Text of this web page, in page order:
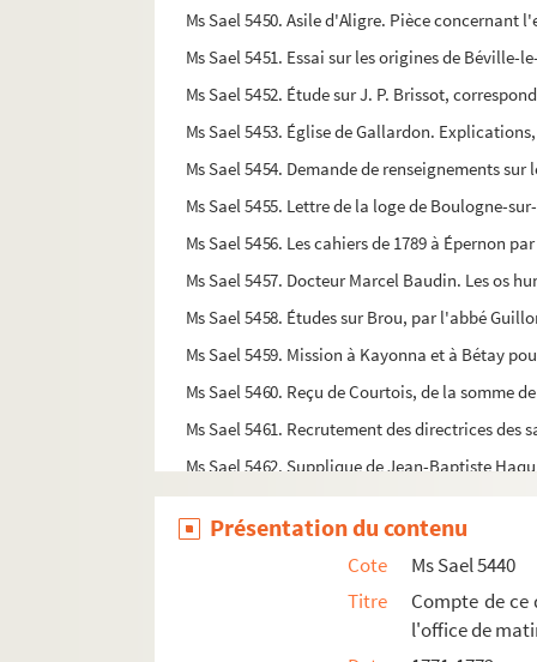
Ms Sael 5450. Asile d'Aligre. Pièce concernant
Ms Sael 5451. Essai sur les origines de Béville-
Ms Sael 5452. Étude sur J. P. Brissot,
Ms Sael 5453. Église de Gallardon.
Ms Sael 5454. Demande de renseignements
Ms Sael 5455. Lettre de la loge de Boulogne-
Ms Sael 5456. Les cahiers de 1789 à Épernon
Ms Sael 5457. Docteur Marcel Baudin. Les os
Ms Sael 5458. Études sur Brou, par l'abbé
Ms Sael 5459. Mission à Kayonna et à Bétay
Ms Sael 5460. Reçu de Courtois, de la somme
Ms Sael 5461. Recrutement des directrices
Ms Sael 5462. Supplique de Jean-Baptiste
Ms Sael 5463. Un cimetière gallo-romain à
Ms Sael 5464. Abbé Guillon. Les Ursulines à
Ms Sael 5465. Abbé Guillon. Les Béguines à
Ms Sael 5466. Abbé Guillon. Ver à Beaulieu
Présentation du contenu
Cote
Ms Sael 5440
Titre
Compte de ce
l'office de